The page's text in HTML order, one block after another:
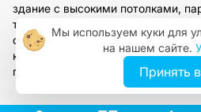
здание с высокими потолками,
транспортной доступностью,
собственниками. Оставьте
консультации и подбора
проект.
Мы используем куки для
на нашем сайте.
Принять